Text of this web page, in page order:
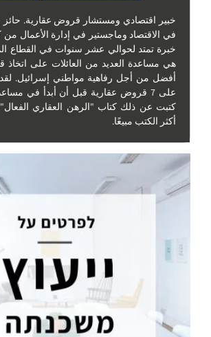
خبير اقتصادي ومستشار قروض عقارية.
في الاقتصاد وماجستير في إدارة الأعمال من
خبرة تمتد لحوالي عشر سنوات في القطاع
هي مساعدة العديد من العائلات على اتخاذ
أفضل من أجل رفاهية مواطني إسرائيل.
على 7 قروض عقارية قبل أن أبدأ في
كتبت عن ذلك كتاب "الرهن العقاري
أكثر الكتب مبيعًا.